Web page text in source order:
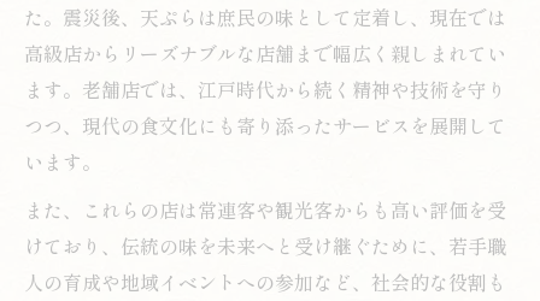
た。震災後、天ぷらは庶民の味として定着し、現在では
高級店からリーズナブルな店舗まで幅広く親しまれてい
ます。老舗店では、江戸時代から続く精神や技術を守り
つつ、現代の食文化にも寄り添ったサービスを展開して
います。
また、これらの店は常連客や観光客からも高い評価を受
けており、伝統の味を未来へと受け継ぐために、若手職
人の育成や地域イベントへの参加など、社会的な役割も